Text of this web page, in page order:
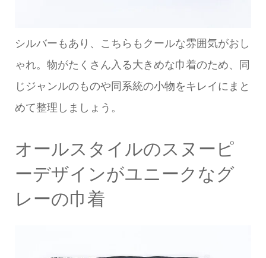
シルバーもあり、こちらもクールな雰囲気がおし
ゃれ。物がたくさん入る大きめな巾着のため、同
じジャンルのものや同系統の小物をキレイにまと
めて整理しましょう。
オールスタイルのスヌーピ
ーデザインがユニークなグ
レーの巾着